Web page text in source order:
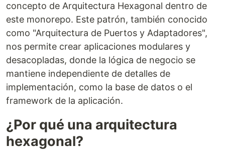
concepto de Arquitectura Hexagonal dentro de
este monorepo. Este patrón, también conocido
como "Arquitectura de Puertos y Adaptadores",
nos permite crear aplicaciones modulares y
desacopladas, donde la lógica de negocio se
mantiene independiente de detalles de
implementación, como la base de datos o el
framework de la aplicación.
¿Por qué una arquitectura
hexagonal?